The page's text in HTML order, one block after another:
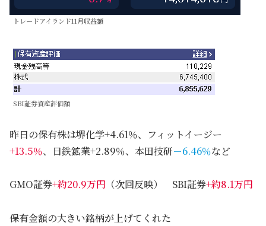
トレードアイランド11月収益額
SBI証券資産評価額
昨日の保有株は堺化学+4.61％、フィットイージー
+13.5％、日鉄鉱業+2.89％、本田技研－6.46％など
GMO証券+約20.9万円 （次回反映） SBI証券+約8.1万円
保有金額の大きい銘柄が上げてくれた